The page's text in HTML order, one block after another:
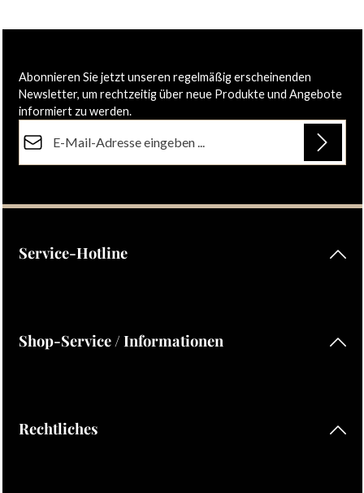
Abonnieren Sie jetzt unseren regelmäßig erscheinenden
Newsletter, um rechtzeitig über neue Produkte und Angebote
informiert zu werden.
Ich habe dieDatenschutzbestimmungenzur Kenntnis
Service-Hotline
Shop-Service / Informationen
Rechtliches